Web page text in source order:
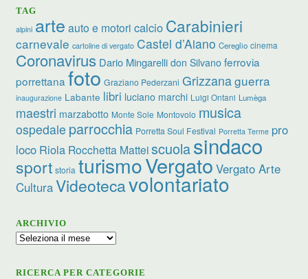
TAG
alpini arte auto e motori calcio Carabinieri
carnevale cartoline di vergato Castel d’Aiano Cereglio cinema
Coronavirus Dario Mingarelli don Silvano ferrovia
porrettana foto Graziano Pederzani Grizzanaguerra
inaugurazione Labante libri luciano marchi Luigi Ontani Lumèga
maestri marzabotto Monte Sole Montovolo musica
ospedale parrocchia Porretta Soul Festival Porretta Terme pro
loco Riola Rocchetta Matteiscuolasindaco
sport storia turismoVergato Vergato Arte
CulturaVideotecavolontariato
ARCHIVIO
Archivio
RICERCA PER CATEGORIE